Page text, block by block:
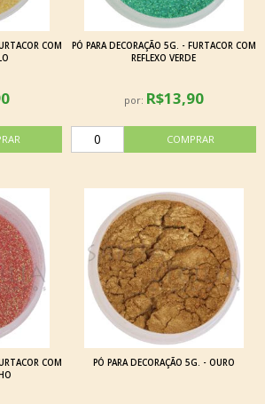
COM
PÓ PARA DECORAÇÃO 5G. - FURTACOR COM
REFLEXO VERDE
por: R$13,90
COM
PÓ PARA DECORAÇÃO 5G. - OURO